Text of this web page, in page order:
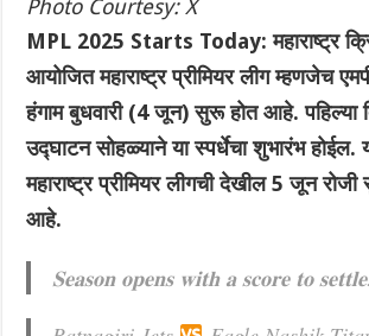
Photo Courtesy: X
MPL 2025 Starts Today: महाराष्ट्र
आयोजित महाराष्ट्र प्रीमियर लीग म्हणजेच
हंगाम बुधवारी (4 जून) सुरू होत आहे. पहिल्या
उद्घाटन सोहळ्याने या स्पर्धेचा शुभारंभ होईल.
महाराष्ट्र प्रीमियर लीगची देखील 5 जून रोजी
आहे.
𝐒𝐞𝐚𝐬𝐨𝐧 𝐨𝐩𝐞𝐧𝐬 𝐰𝐢𝐭𝐡 𝐚 𝐬𝐜𝐨𝐫𝐞 𝐭𝐨